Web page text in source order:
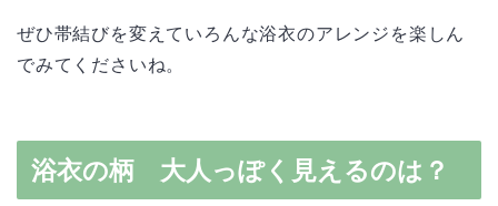
ぜひ帯結びを変えていろんな浴衣のアレンジを楽しん
でみてくださいね。
浴衣の柄 大人っぽく見えるのは？